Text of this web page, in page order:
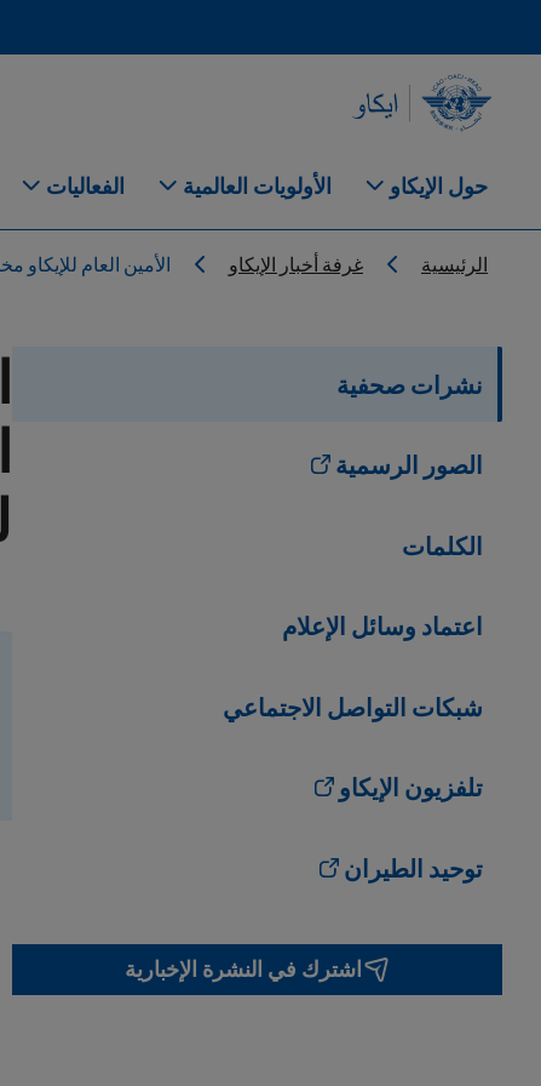
حول الإيكاو الأولويات العالمية الفعاليات
Breadcrumb
الرئيسية غرفة أخبار الإيكاو الأمين العام
نشرات صحفية
الصور الرسمية
الكلمات
اعتماد وسائل الإعلام
شبكات التواصل الاجتماعي
تلفزيون الإيكاو
توحيد الطيران
اشترك في النشرة الإخبارية